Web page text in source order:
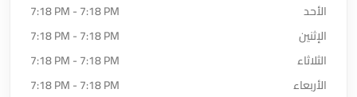
الأحد
7:18 PM - 7:18 PM
الإثنين
7:18 PM - 7:18 PM
الثلاثاء
7:18 PM - 7:18 PM
الأربعاء
7:18 PM - 7:18 PM